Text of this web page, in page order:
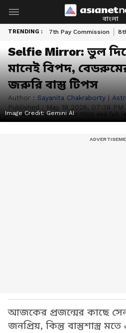
বাংলা
TRENDING : 7th Pay Commission
Selfie Mirror: ভুল
মানেই বিপদ,
জরুরি বাস্তু টিপস
Author : Sayanita Chakraborty |
Published : May 18 2026, 07:38 PM
Image Credit:Gemini AI
আজকের প্রজন্মের কাছে
জনপ্রিয়, কিন্তু বাস্তুশাস্ত্র